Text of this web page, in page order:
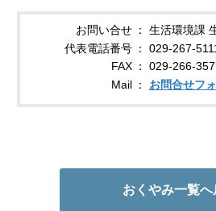
お問い合せ
生活環境課
代表電話番号
029-267-
FAX
029-266-
Mail
お問合せフ
おくやみ一覧へ